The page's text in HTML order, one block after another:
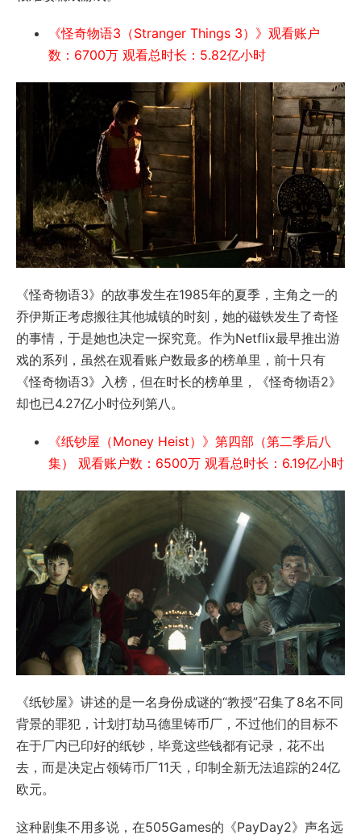
《怪奇物语3（Stranger Things 3）》观看账户
数：6700万 观看总时长：5.82亿小时
《怪奇物语3》的故事发生在1985年的夏季，主角之一的
乔伊斯正考虑搬往其他城镇的时刻，她的磁铁发生了奇怪
的事情，于是她也决定一探究竟。作为Netflix最早推出游
戏的系列，虽然在观看账户数最多的榜单里，前十只有
《怪奇物语3》入榜，但在时长的榜单里，《怪奇物语2》
却也已4.27亿小时位列第八。
《纸钞屋（Money Heist）》第四部（第二季后八
集） 观看账户数：6500万 观看总时长：6.19亿小时
《纸钞屋》讲述的是一名身份成谜的“教授”召集了8名不同
背景的罪犯，计划打劫马德里铸币厂，不过他们的目标不
在于厂内已印好的纸钞，毕竟这些钱都有记录，花不出
去，而是决定占领铸币厂11天，印制全新无法追踪的24亿
欧元。
这种剧集不用多说，在505Games的《PayDay2》声名远